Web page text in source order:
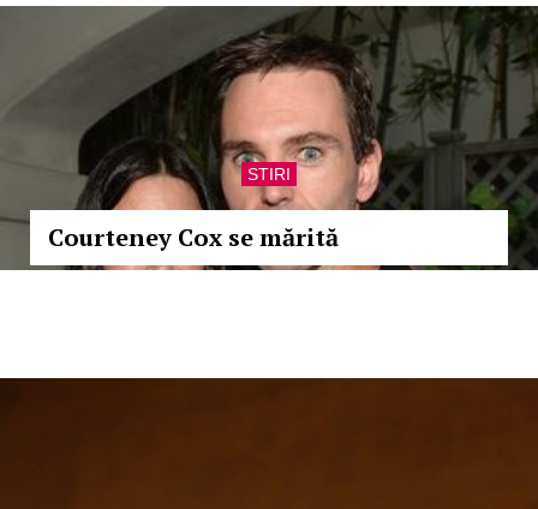
STIRI
Courteney Cox se mărită